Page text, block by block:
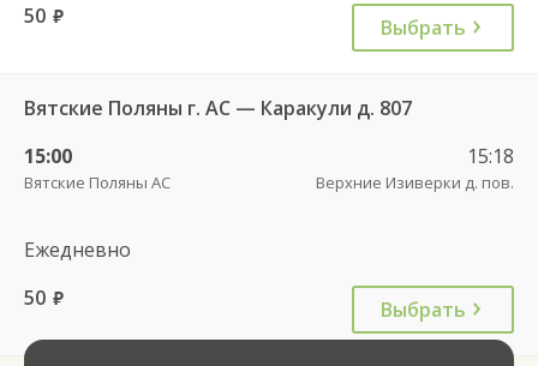
50 руб. Выбрать
Вятские Поляны г. АС — Каракули д. 807
15:00
Вятские Поляны АС
15:18
Верхние Изиверки д. пов.
Ежедневно
50 руб. Выбрать